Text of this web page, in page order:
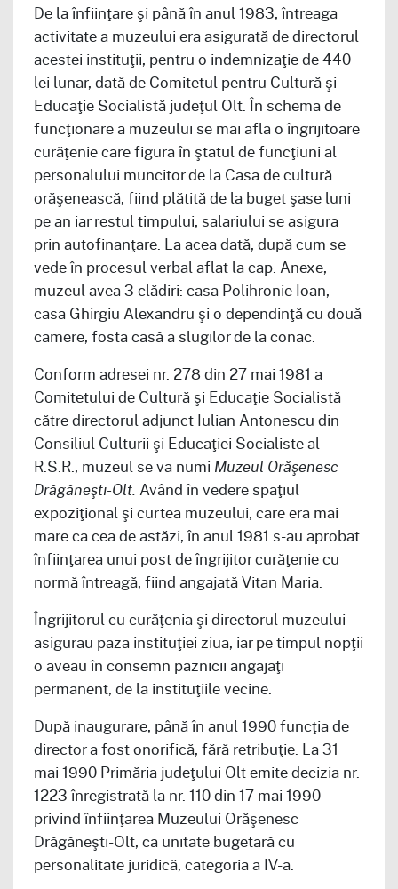
De la înfiinţare şi până în anul 1983, întreaga
activitate a muzeului era asigurată de directorul
acestei instituţii, pentru o indemnizaţie de 440
lei lunar, dată de Comitetul pentru Cultură şi
Educaţie Socialistă judeţul Olt. În schema de
funcţionare a muzeului se mai afla o îngrijitoare
curăţenie care figura în ştatul de funcţiuni al
personalului muncitor de la Casa de cultură
orăşenească, fiind plătită de la buget şase luni
pe an iar restul timpului, salariului se asigura
prin autofinanţare. La acea dată, după cum se
vede în procesul verbal aflat la cap. Anexe,
muzeul avea 3 clădiri: casa Polihronie Ioan,
casa Ghirgiu Alexandru şi o dependinţă cu două
camere, fosta casă a slugilor de la conac.
Conform adresei nr. 278 din 27 mai 1981 a
Comitetului de Cultură şi Educaţie Socialistă
către directorul adjunct Iulian Antonescu din
Consiliul Culturii şi Educaţiei Socialiste al
R.S.R., muzeul se va numi Muzeul Orăşenesc
Drăgăneşti-Olt. Având în vedere spaţiul
expoziţional şi curtea muzeului, care era mai
mare ca cea de astăzi, în anul 1981 s-au aprobat
înfiinţarea unui post de îngrijitor curăţenie cu
normă întreagă, fiind angajată Vitan Maria.
Îngrijitorul cu curăţenia şi directorul muzeului
asigurau paza instituţiei ziua, iar pe timpul nopţii
o aveau în consemn paznicii angajaţi
permanent, de la instituţiile vecine.
După inaugurare, până în anul 1990 funcţia de
director a fost onorifică, fără retribuţie. La 31
mai 1990 Primăria judeţului Olt emite decizia nr.
1223 înregistrată la nr. 110 din 17 mai 1990
privind înfiinţarea Muzeului Orăşenesc
Drăgăneşti-Olt, ca unitate bugetară cu
personalitate juridică, categoria a IV-a.